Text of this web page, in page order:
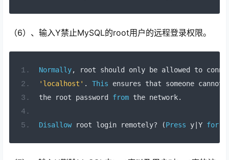
（6）、输入Y禁止MySQL的root用户的远程登录权限。
Normally, root should only be allowed to
'localhost' . This ensures that someone cannot
the root password from the network.
Disallow root login remotely? (Press y| Y for